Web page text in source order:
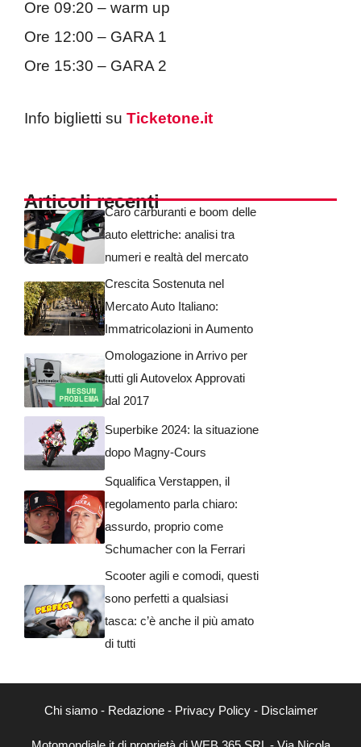
Ore 09:20 – warm up
Ore 12:00 – GARA 1
Ore 15:30 – GARA 2
Info biglietti su Ticketone.it
Articoli recentiCaro carburanti e boom delle
auto elettriche: analisi tra
numeri e realtà del mercato
Crescita Sostenuta nel
Mercato Auto Italiano:
Immatricolazioni in Aumento
Omologazione in Arrivo per
tutti gli Autovelox Approvati
dal 2017
Superbike 2024: la situazione
dopo Magny-Cours
Squalifica Verstappen, il
regolamento parla chiaro:
assurdo, proprio come
Schumacher con la Ferrari
Scooter agili e comodi, questi
sono perfetti a qualsiasi
tasca: c’è anche il più amato
di tutti
Chi siamo- Redazione- Privacy Policy- Disclaimer